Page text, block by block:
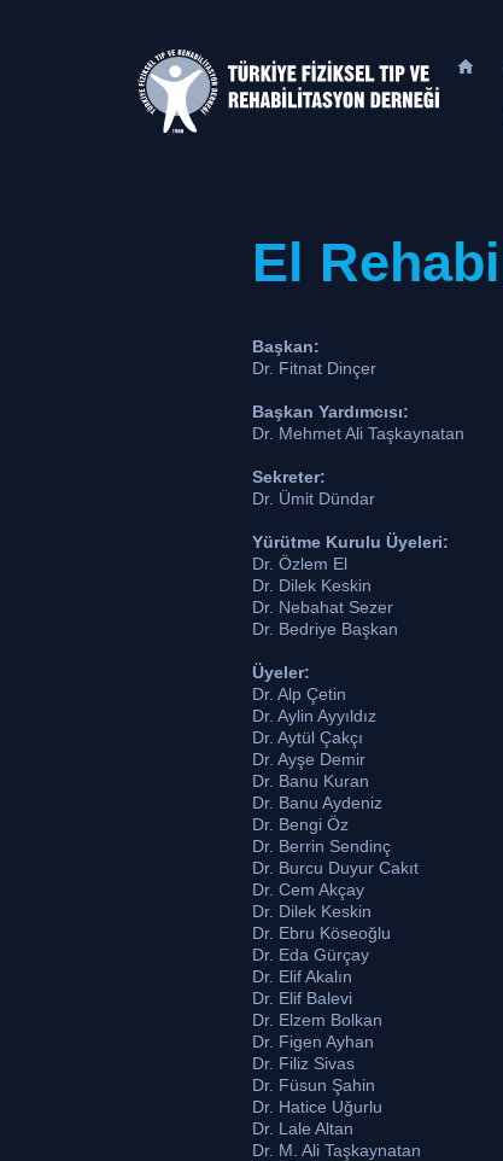
El
Başkan:
Dr. Fitnat Dinçer
Başkan Yardımcısı:
Dr. Mehmet Ali Taşkaynatan
Sekreter:
Dr. Ümit Dündar
Yürütme Kurulu Üyeleri:
Dr. Özlem El
Dr. Dilek Keskin
Dr. Nebahat Sezer
Dr. Bedriye Başkan
Üyeler:
Dr. Alp Çetin
Dr. Aylin Ayyıldız
Dr. Aytül Çakçı
Dr. Ayşe Demir
Dr. Banu Kuran
Dr. Banu Aydeniz
Dr. Bengi Öz
Dr. Berrin Sendinç
Dr. Burcu Duyur Cakıt
Dr. Cem Akçay
Dr. Dilek Keskin
Dr. Ebru Köseoğlu
Dr. Eda Gürçay
Dr. Elif Akalın
Dr. Elif Balevi
Dr. Elzem Bolkan
Dr. Figen Ayhan
Dr. Filiz Sivas
Dr. Füsun Şahin
Dr. Hatice Uğurlu
Dr. Lale Altan
Dr. M. Ali Taşkaynatan